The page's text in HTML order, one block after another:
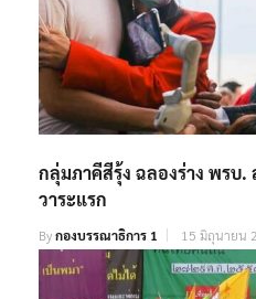
กลุ่มภาคีสีรุ้ง ฉลองร่าง พรบ.
วาระแรก
Byกองบรรณาธิการ 1 15 มิถุนายน